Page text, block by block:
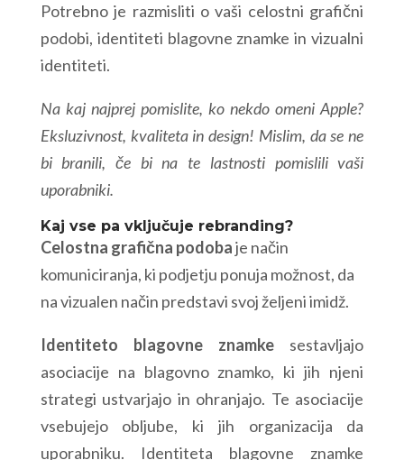
Potrebno je razmisliti o vaši celostni grafični
podobi, identiteti blagovne znamke in vizualni
identiteti.
Na kaj najprej pomislite, ko nekdo omeni Apple?
Eksluzivnost, kvaliteta in design! Mislim, da se ne
bi branili, če bi na te lastnosti pomislili vaši
uporabniki.
Kaj vse pa vključuje rebranding?
Celostna grafična podobaje način
komuniciranja, ki podjetju ponuja možnost, da
na vizualen način predstavi svoj željeni imidž.
Identiteto blagovne znamke sestavljajo
asociacije na blagovno znamko, ki jih njeni
strategi ustvarjajo in ohranjajo. Te asociacije
vsebujejo obljube, ki jih organizacija da
uporabniku. Identiteta blagovne znamke